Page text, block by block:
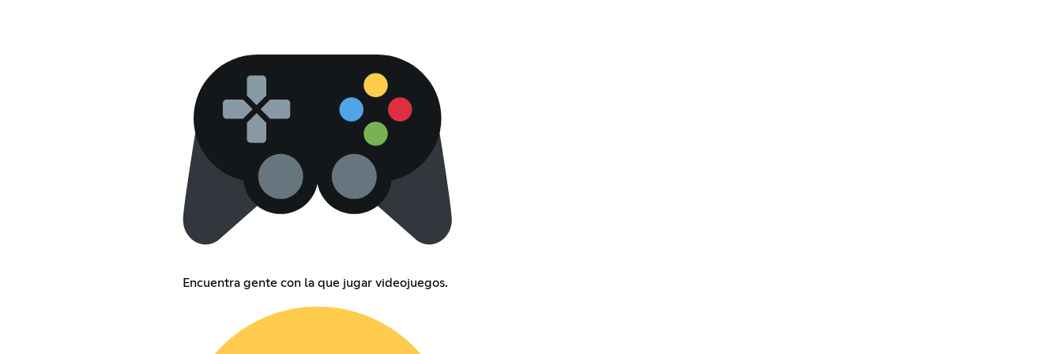
Encuentra gente con la que jugar videojuegos.